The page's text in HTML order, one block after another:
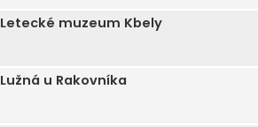
Letecké muzeum Kbely
Lužná u Rakovníka